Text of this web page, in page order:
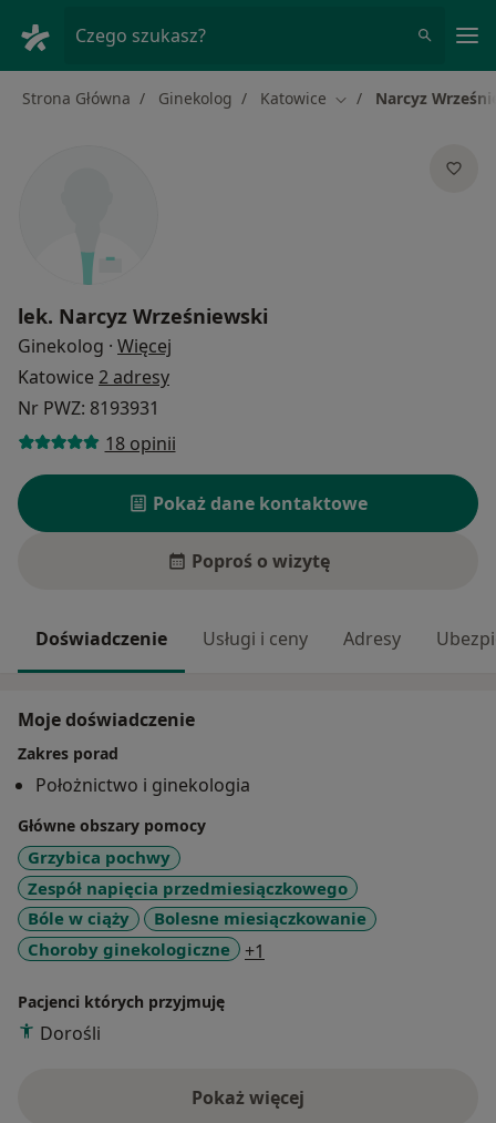
Czego szukasz?
Strona Główna Ginekolog Katowice Zmień miasto
Narcyz
lek. Narcyz Wrześniewski
Ginekolog · Więcej
Katowice 2 adresy
Nr PWZ: 8193931
18 opinii
Pokaż dane kontaktowe
Poproś o wizytę
Doświadczenie Usługi i ceny Adresy
Moje doświadczenie
Zakres porad
Położnictwo i ginekologia
Główne obszary pomocy
Grzybica pochwy
Zespół napięcia przedmiesiączkowego
Bóle w ciąży
Bolesne miesiączkowanie
Choroby ginekologiczne
+1
Pacjenci których przyjmuję
Dorośli
Pokaż więcejo doświadczeniu